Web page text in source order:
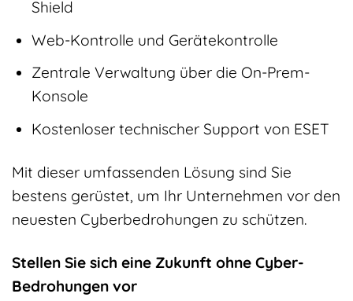
Shield
Web-Kontrolle und Gerätekontrolle
Zentrale Verwaltung über die On-Prem-
Konsole
Kostenloser technischer Support von ESET
Mit dieser umfassenden Lösung sind Sie
bestens gerüstet, um Ihr Unternehmen vor den
neuesten Cyberbedrohungen zu schützen.
Stellen Sie sich eine Zukunft ohne Cyber-
Bedrohungen vor